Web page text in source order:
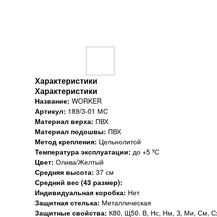
Характеристики
Характеристики
Название: WORKER
Артикул: 189/3-01 МС
Материал верха: ПВХ
Материал подошвы: ПВХ
Метод крепления: Цельнолитой
Температура эксплуатации: до +5 ºС
Цвет: Олива/Желтый
Средняя высота: 37 см
Средний вес (43 размер):
Индивидуальная коробка: Нет
Защитная стелька: Металлическая
Защитные свойства: К80, Щ50. В, Нс, Нм, З, Ми, См,